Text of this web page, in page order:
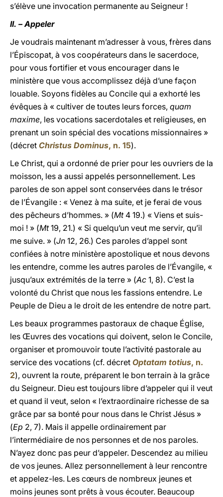
s’élève une invocation permanente au Seigneur !
II. – Appeler
Je voudrais maintenant m’adresser à vous, frères dans
l’Épiscopat, à vos coopérateurs dans le sacerdoce,
pour vous fortifier et vous encourager dans le
ministère que vous accomplissez déjà d’une façon
louable. Soyons fidèles au Concile qui a exhorté les
évêques à « cultiver de toutes leurs forces, quam
maxime, les vocations sacerdotales et religieuses, en
prenant un soin spécial des vocations missionnaires »
(décret Christus Dominus, n. 15).
Le Christ, qui a ordonné de prier pour les ouvriers de la
moisson, les a aussi appelés personnellement. Les
paroles de son appel sont conservées dans le trésor
de l’Évangile : « Venez à ma suite, et je ferai de vous
des pêcheurs d’hommes. » (Mt4 19.) « Viens et suis-
moi ! » (Mt19, 21.) « Si quelqu’un veut me servir, qu’il
me suive. » (Jn 12, 26.) Ces paroles d’appel sont
confiées à notre ministère apostolique et nous devons
les entendre, comme les autres paroles de l’Évangile, «
jusqu’aux extrémités de la terre » (Ac 1, 8). C’est la
volonté du Christ que nous les fassions entendre. Le
Peuple de Dieu a le droit de les entendre de notre part.
Les beaux programmes pastoraux de chaque Église,
les Œuvres des vocations qui doivent, selon le Concile,
organiser et promouvoir toute l’activité pastorale au
service des vocations (cf. décret Optatam totius, n.
2), ouvrent la route, préparent le bon terrain à la grâce
du Seigneur. Dieu est toujours libre d’appeler qui il veut
et quand il veut, selon « l’extraordinaire richesse de sa
grâce par sa bonté pour nous dans le Christ Jésus »
(Ep 2, 7). Mais il appelle ordinairement par
l’intermédiaire de nos personnes et de nos paroles.
N’ayez donc pas peur d’appeler. Descendez au milieu
de vos jeunes. Allez personnellement à leur rencontre
et appelez-les. Les cœurs de nombreux jeunes et
moins jeunes sont prêts à vous écouter. Beaucoup